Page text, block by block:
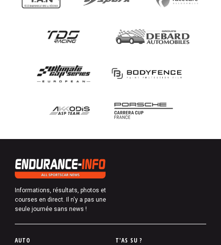
Informations, résultats, photos et
courses en direct. Il n'y a pas une
seule journée sans news !
P
AUTO T'AS SU ?